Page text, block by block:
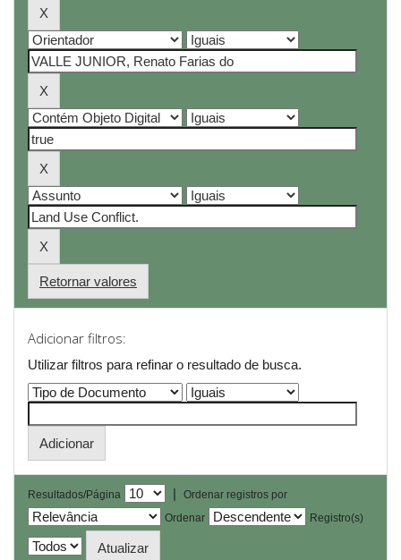
Retornar valores
Adicionar filtros:
Utilizar filtros para refinar o resultado de busca.
Resultados/Página |
Ordenar registros por
Ordenar
Registro(s)